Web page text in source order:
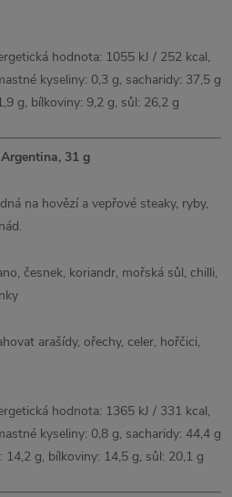
hodnota: 1055 kJ / 252 kcal,
kyseliny: 0,3 g, sacharidy: 37,5 g
g, bílkoviny: 9,2 g, sůl: 26,2 g
31 g
na hovězí a vepřové steaky, ryby,
česnek, koriandr, mořská sůl, chilli,
arašídy, ořechy, celer, hořčici,
hodnota: 1365 kJ / 331 kcal,
kyseliny: 0,8 g, sacharidy: 44,4 g
g, bílkoviny: 14,5 g, sůl: 20,1 g